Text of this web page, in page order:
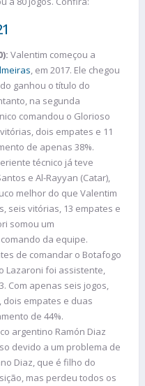
Valentim começou a
, em 2017. Ele chegou
ganhou o título do
na segunda
comandou o Glorioso
dois empates e 11
de apenas 38%.
técnico já teve
e Al-Rayyan (Catar),
melhor do que Valentim
seis vitórias, 13 empates e
somou um
da equipe.
de comandar o Botafogo
Lazaroni foi assistente,
Com apenas seis jogos,
empates e duas
de 44%.
argentino Ramón Diaz
devido a um problema de
Diaz, que é filho do
mas perdeu todos os